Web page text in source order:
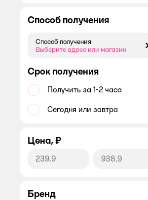
Способ получения
Способ получения
Выберите адрес или магазин
Способ получения
Срок получения
Получить за 1-2 часа
Сегодня или завтра
Цена, ₽
Бренд